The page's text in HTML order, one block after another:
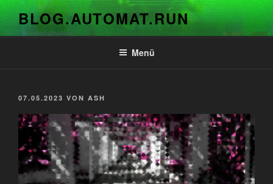
Zum
Inhalt
springen
BLOG.AUTOMAT.RUN
Menü
VERÖFFENTLICHT
07.05.2023 VON ASH